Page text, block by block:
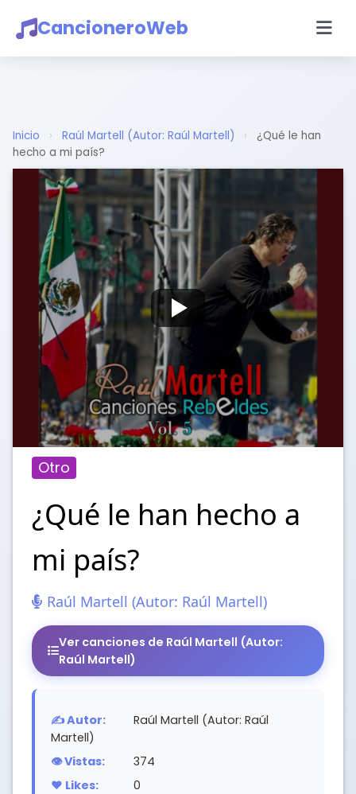
CancioneroWeb
Inicio › Raúl Martell (Autor: Raúl Martell) ›
¿Qué le han
hecho a mi país?
Otro
¿Qué le han hecho a
mi país?
Raúl Martell (Autor: Raúl Martell)
Ver canciones de Raúl Martell (Autor:
Raúl Martell)
✍️ Autor:
Raúl Martell (Autor: Raúl
Martell)
👁️ Vistas:
374
❤️ Likes:
0